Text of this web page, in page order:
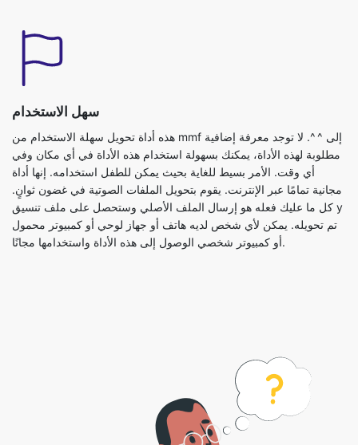
سهل الاستخدام
هذه أداة تحويل سهلة الاستخدام من mmf إلى ^ ^. لا توجد معرفة إضافية
مطلوبة لهذه الأداة، يمكنك بسهولة استخدام هذه الأداة في أي مكان وفي
أي وقت. الأمر بسيط للغاية بحيث يمكن للطفل استخدامه. إنها أداة
مجانية تمامًا عبر الإنترنت. يقوم بتحويل الملفات الصوتية في غضون ثوانٍ.
كل ما عليك فعله هو إرسال الملف الأصلي وستحصل على ملف تنسيق y
تم تحويله. يمكن لأي شخص لديه هاتف أو جهاز لوحي أو كمبيوتر محمول
أو كمبيوتر شخصي الوصول إلى هذه الأداة واستخدامها مجانًا.